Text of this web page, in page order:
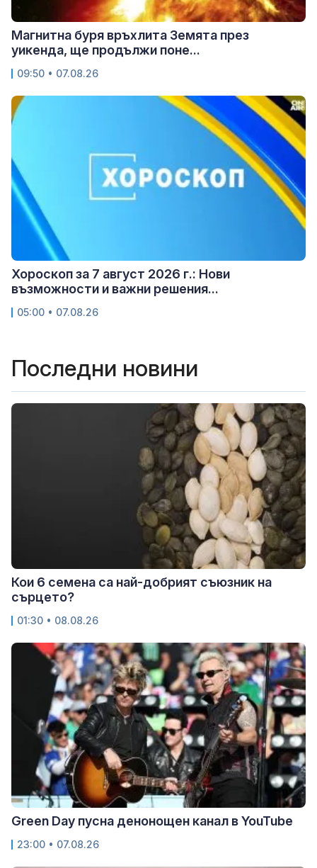
Магнитна буря връхлита Земята през
уикенда, ще продължи поне...
09:50 • 07.08.26
Хороскоп за 7 август 2026 г.: Нови
възможности и важни решения...
05:00 • 07.08.26
Последни новини
Кои 6 семена са най-добрият съюзник на
сърцето?
01:30 • 08.08.26
Green Day пусна денонощен канал в YouTube
23:00 • 07.08.26